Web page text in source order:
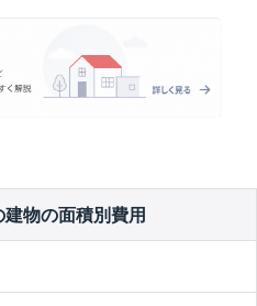
物の面積別費用